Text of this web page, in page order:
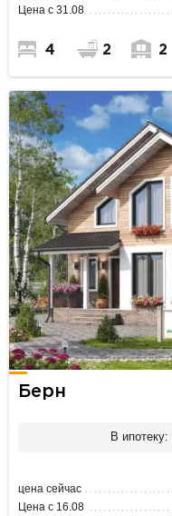
Цена с 31.08
4 2 2
Берн
В ипотеку:
цена сейчас
Цена с 16.08